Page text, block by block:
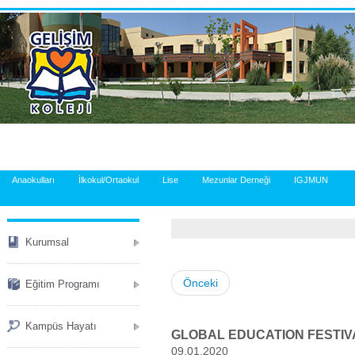
.
Anaokulları İlkokul/Ortaokul Lise Mezunlar Derneği IGJMUN
Kurumsal
Eğitim Programı
Kampüs Hayatı
Önceki
GLOBAL EDUCATION
09.01.2020